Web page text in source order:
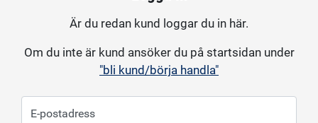
Är du redan kund loggar du in här.
Om du inte är kund ansöker du på startsidan under
"bli kund/börja handla"
E-postadress